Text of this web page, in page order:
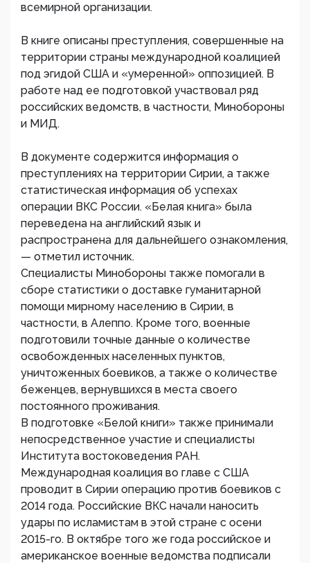
всемирной организации.
В книге описаны преступления, совершенные на
территории страны международной коалицией
под эгидой США и «умеренной» оппозицией. В
работе над ее подготовкой участвовал ряд
российских ведомств, в частности, Минобороны
и МИД.
В документе содержится информация о
преступлениях на территории Сирии, а также
статистическая информация об успехах
операции ВКС России. «Белая книга» была
переведена на английский язык и
распространена для дальнейшего ознакомления,
— отметил источник.
Специалисты Минобороны также помогали в
сборе статистики о доставке гуманитарной
помощи мирному населению в Сирии, в
частности, в Алеппо. Кроме того, военные
подготовили точные данные о количестве
освобожденных населенных пунктов,
уничтоженных боевиков, а также о количестве
беженцев, вернувшихся в места своего
постоянного проживания.
В подготовке «Белой книги» также принимали
непосредственное участие и специалисты
Института востоковедения РАН.
Международная коалиция во главе с США
проводит в Сирии операцию против боевиков с
2014 года. Российские ВКС начали наносить
удары по исламистам в этой стране с осени
2015-го. В октябре того же года российское и
американское военные ведомства подписали